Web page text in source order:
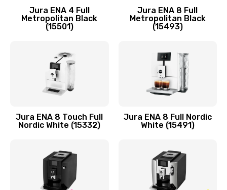
Jura ENA 4 Full
Metropolitan Black
(15501)
Jura ENA 8 Full
Metropolitan Black
(15493)
Jura ENA 8 Touch Full
Nordic White (15332)
Jura ENA 8 Full Nordic
White (15491)